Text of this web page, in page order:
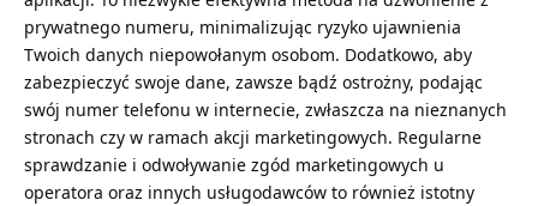
prywatnego numeru, minimalizując ryzyko ujawnienia
Twoich danych niepowołanym osobom. Dodatkowo, aby
zabezpieczyć swoje dane, zawsze bądź ostrożny, podając
swój numer telefonu w internecie, zwłaszcza na nieznanych
stronach czy w ramach akcji marketingowych. Regularne
sprawdzanie i odwoływanie zgód marketingowych u
operatora oraz innych usługodawców to również istotny